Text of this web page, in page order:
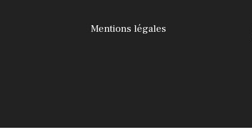
Mentions légales